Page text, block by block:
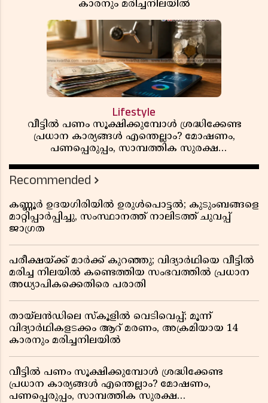
കാരനും മരിച്ചനിലയിൽ
Lifestyle
വീട്ടിൽ പണം സൂക്ഷിക്കുമ്പോൾ ശ്രദ്ധിക്കേണ്ട
പ്രധാന കാര്യങ്ങൾ എന്തെല്ലാം? മോഷണം,
പണപ്പെരുപ്പം, സാമ്പത്തിക സുരക്ഷ
Recommended
കണ്ണൂർ ഉദയഗിരിയിൽ ഉരുൾപൊട്ടൽ; കുടുംബങ്ങളെ
മാറ്റിപ്പാർപ്പിച്ചു, സംസ്ഥാനത്ത് നാലിടത്ത് ചുവപ്പ്
ജാഗ്രത
പരീക്ഷയ്ക്ക് മാർക്ക് കുറഞ്ഞു; വിദ്യാർഥിയെ വീട്ടിൽ
മരിച്ച നിലയിൽ കണ്ടെത്തിയ സംഭവത്തിൽ പ്രധാന
അധ്യാപികക്കെതിരെ പരാതി
തായ്‌ലൻഡിലെ സ്‌കൂളിൽ വെടിവെപ്പ്; മൂന്ന്
വിദ്യാർഥികളടക്കം ആറ് മരണം, അക്രമിയായ 14
കാരനും മരിച്ചനിലയിൽ
വീട്ടിൽ പണം സൂക്ഷിക്കുമ്പോൾ ശ്രദ്ധിക്കേണ്ട
പ്രധാന കാര്യങ്ങൾ എന്തെല്ലാം? മോഷണം,
പണപ്പെരുപ്പം, സാമ്പത്തിക സുരക്ഷ